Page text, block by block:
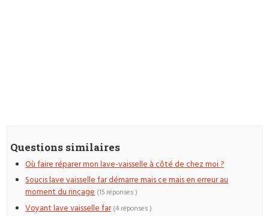
Questions similaires
Où faire réparer mon lave-vaisselle à côté de chez moi ?
Soucis lave vaisselle far démarre mais ce mais en erreur au
moment du rinçage (15 réponses )
Voyant lave vaisselle far (4 réponses )